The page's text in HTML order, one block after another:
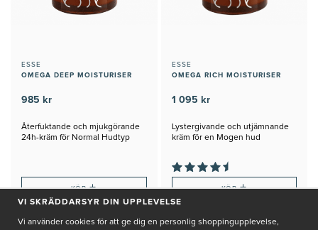
ESSE
OMEGA DEEP MOISTURISER
985 kr
Återfuktande och mjukgörande
24h-kräm för Normal Hudtyp
KÖP+
ESSE
OMEGA RICH MOISTURISER
1 095 kr
Lystergivande och utjämnande
kräm för en Mogen hud
KÖP+
VI SKRÄDDARSYR DIN UPPLEVELSE
Vi använder cookies för att ge dig en personlig shoppingupplevelse,